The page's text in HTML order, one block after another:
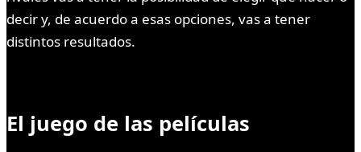
decir y, de acuerdo a esas opciones, vas a tener
distintos resultados.
El juego de las películas